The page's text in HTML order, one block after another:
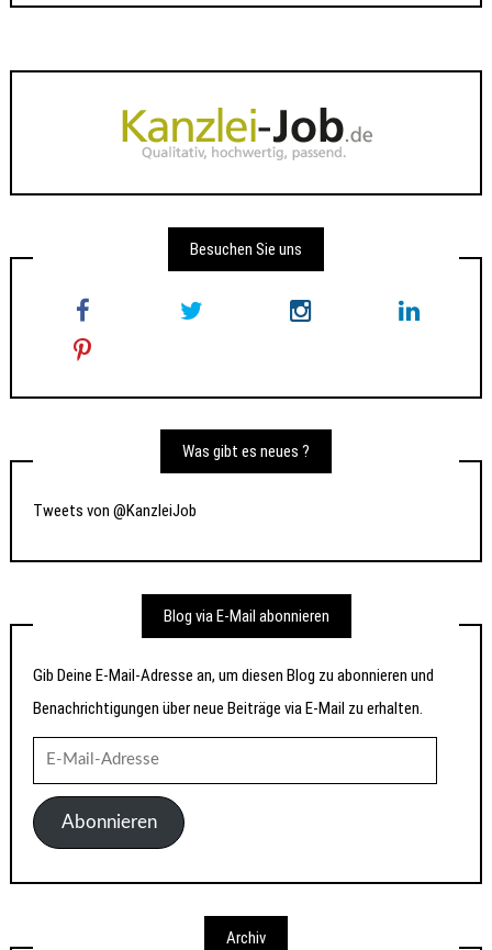
Besuchen Sie uns
Was gibt es neues ?
Tweets von @KanzleiJob
Blog via E-Mail abonnieren
Gib Deine E-Mail-Adresse an, um diesen Blog zu abonnieren und
Benachrichtigungen über neue Beiträge via E-Mail zu erhalten.
Mail-
AdresseAbonnieren
Archiv